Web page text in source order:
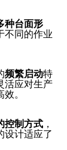
种台面形
不同的作业
频繁启动特
活应对生产
。
控制方式，
设计适应了